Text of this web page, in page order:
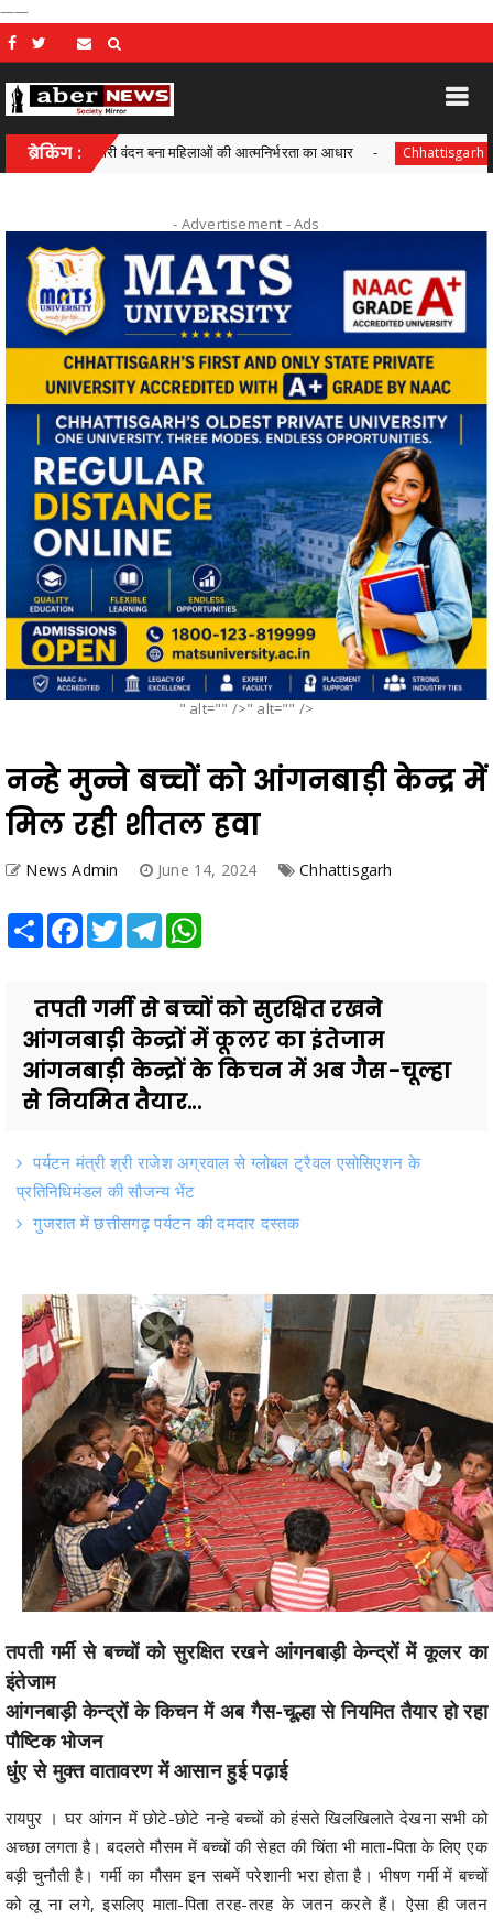
——
ब्रेकिंग :
वंदन बना महिलाओं की आत्मनिर्भरता का आधार Chhattisgarh आयुक्त वीबी
- Advertisement -Ads
" alt="" />" alt="" />
नन्हे मुन्ने बच्चों को आंगनबाड़ी केन्द्र में
मिल रही शीतल हवा
News Admin June 14, 2024 Chhattisgarh
Share Facebook
TwitterTelegram
तपती गर्मी से बच्चों को सुरक्षित रखने
आंगनबाड़ी केन्द्रों में कूलर का इंतेजाम
आंगनबाड़ी केन्द्रों के किचन में अब गैस-चूल्हा
से नियमित तैयार...
पर्यटन मंत्री श्री राजेश अग्रवाल से ग्लोबल ट्रैवल एसोसिएशन के
प्रतिनिधिमंडल की सौजन्य भेंट
गुजरात में छत्तीसगढ़ पर्यटन की दमदार दस्तक
तपती गर्मी से बच्चों को सुरक्षित रखने आंगनबाड़ी केन्द्रों में कूलर का
इंतेजाम
आंगनबाड़ी केन्द्रों के किचन में अब गैस-चूल्हा से नियमित तैयार हो रहा
पौष्टिक भोजन
धुंए से मुक्त वातावरण में आसान हुई पढ़ाई
रायपुर । घर आंगन में छोटे-छोटे नन्हे बच्चों को हंसते खिलखिलाते देखना सभी को
अच्छा लगता है। बदलते मौसम में बच्चों की सेहत की चिंता भी माता-पिता के लिए एक
बड़ी चुनौती है। गर्मी का मौसम इन सबमें परेशानी भरा होता है। भीषण गर्मी में बच्चों
को लू ना लगे, इसलिए माता-पिता तरह-तरह के जतन करते हैं। ऐसा ही जतन